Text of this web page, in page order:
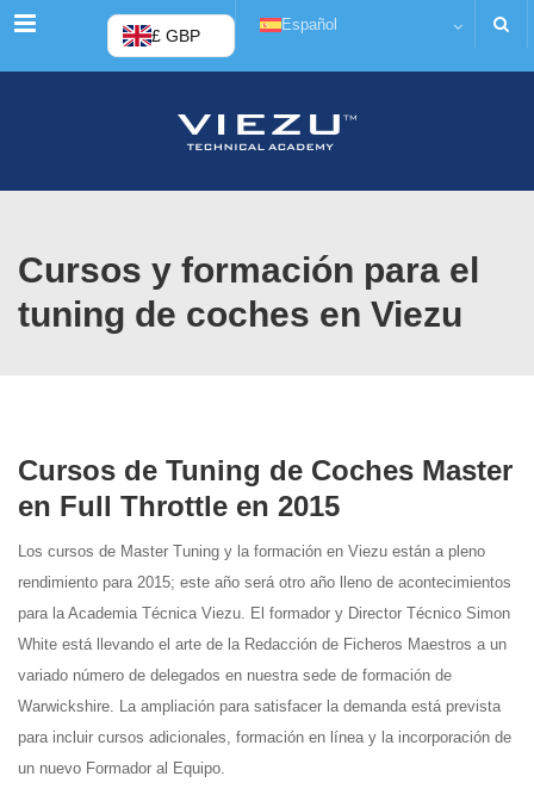
Menú £ GBP
Español
Cursos y formación para el
tuning de coches en Viezu
Cursos de Tuning de Coches Master
en Full Throttle en 2015
Los cursos de Master Tuning y la formación en Viezu están a pleno
rendimiento para 2015; este año será otro año lleno de acontecimientos
para la Academia Técnica Viezu. El formador y Director Técnico Simon
White está llevando el arte de la Redacción de Ficheros Maestros a un
variado número de delegados en nuestra sede de formación de
Warwickshire. La ampliación para satisfacer la demanda está prevista
para incluir cursos adicionales, formación en línea y la incorporación de
un nuevo Formador al Equipo.